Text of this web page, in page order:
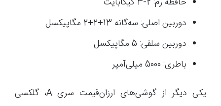
دوربین اصلی: سه‌گانه 13+2+2 مگاپیکسل
دوربین سلفی: 5 مگاپیکسل
باطری: 5000 میلی‌آمپر
یکی دیگر از گوشی‌های ارزان‌قیمت سری A، گلکسی